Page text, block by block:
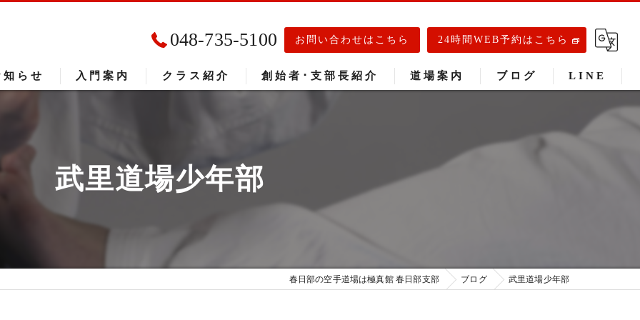
048-735-5100 お問い合わせはこちら 24時間WEB予約はこちら
知らせ 入門案内 クラス紹介 創始者･支部長紹介 道場案内 ブログ LINE
武里道場少年部
春日部の空手道場は極真館 春日部支部 ブログ 武里道場少年部